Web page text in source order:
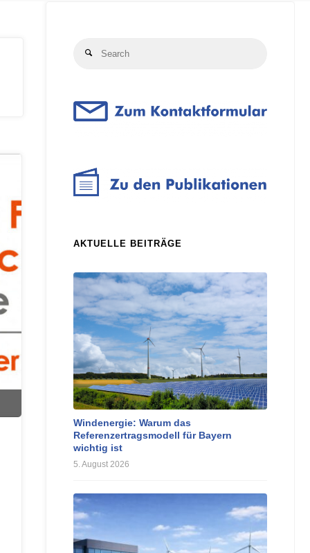
Search
AKTUELLE BEITRÄGE
Windenergie: Warum das
Referenzertragsmodell für Bayern
wichtig ist
5. August 2026